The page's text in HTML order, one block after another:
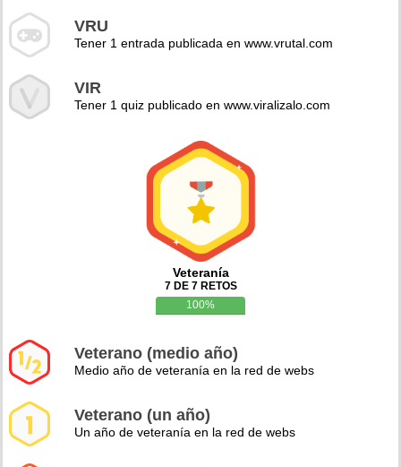
VRU
Tener 1 entrada publicada en www.vrutal.com
VIR
Tener 1 quiz publicado en www.viralizalo.com
Veteranía
7 DE 7 RETOS
100%
Veterano (medio año)
Medio año de veteranía en la red de webs
Veterano (un año)
Un año de veteranía en la red de webs